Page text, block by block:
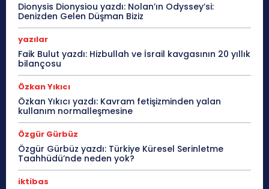
Dionysis Dionysiou yazdı: Nolan’ın Odyssey’si:
Denizden Gelen Düşman Biziz
yazılar
Faik Bulut yazdı: Hizbullah ve İsrail kavgasının 20 yıllık
bilançosu
Özkan Yıkıcı
Özkan Yıkıcı yazdı: Kavram fetişizminden yalan
kullanım normalleşmesine
Özgür Gürbüz
Özgür Gürbüz yazdı: Türkiye Küresel Serinletme
Taahhüdü’nde neden yok?
iktibas